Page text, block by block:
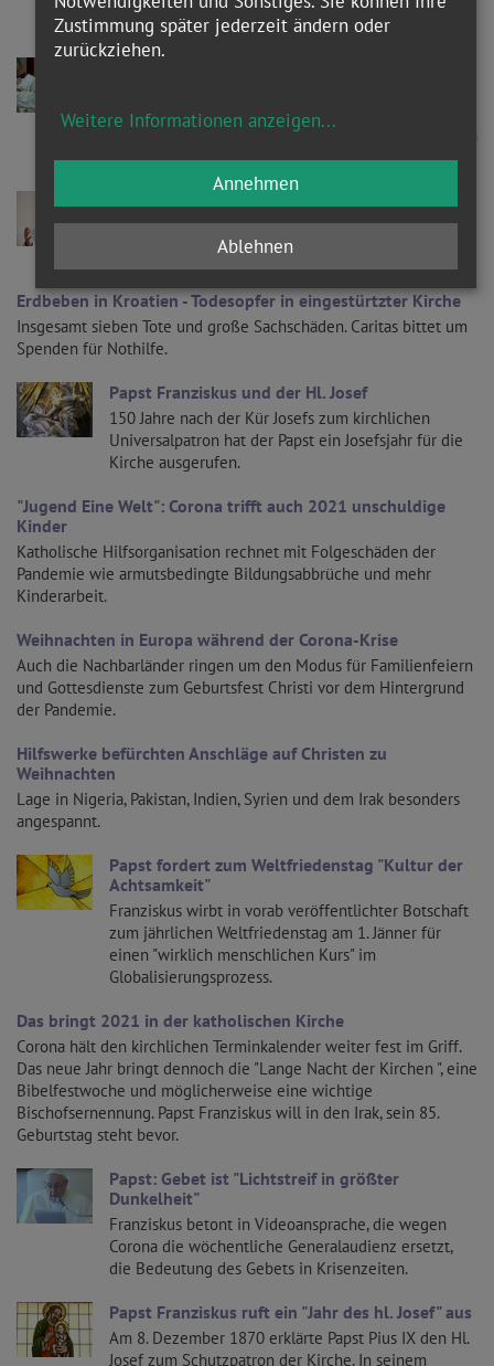
Papst Franziskus hat kurzfristig seine Gottesdienste
zum Jahreswechsel abgesagt. Grund sind laut seinem
Sprecher Matteo Bruni akute Ischiasschmerzen.
Franziskus drückt bei Videoansprache im Vatikan
Solidarität mit Betroffenen aus.
Erdbeben in Kroatien - Todesopfer in eingestürtzter Kirche
Insgesamt sieben Tote und große Sachschäden. Caritas bittet um
Spenden für Nothilfe.
Papst Franziskus und der Hl. Josef
150 Jahre nach der Kür Josefs zum kirchlichen
Universalpatron hat der Papst ein Josefsjahr für die
Kirche ausgerufen.
"Jugend Eine Welt": Corona trifft auch 2021 unschuldige
Kinder
Katholische Hilfsorganisation rechnet mit Folgeschäden der
Pandemie wie armutsbedingte Bildungsabbrüche und mehr
Kinderarbeit.
Weihnachten in Europa während der Corona-Krise
Auch die Nachbarländer ringen um den Modus für Familienfeiern
und Gottesdienste zum Geburtsfest Christi vor dem Hintergrund
der Pandemie.
Hilfswerke befürchten Anschläge auf Christen zu
Weihnachten
Lage in Nigeria, Pakistan, Indien, Syrien und dem Irak besonders
angespannt.
Papst fordert zum Weltfriedenstag "Kultur der
Achtsamkeit"
Franziskus wirbt in vorab veröffentlichter Botschaft
zum jährlichen Weltfriedenstag am 1. Jänner für
einen "wirklich menschlichen Kurs" im
Globalisierungsprozess.
Das bringt 2021 in der katholischen Kirche
Corona hält den kirchlichen Terminkalender weiter fest im Griff.
Das neue Jahr bringt dennoch die "Lange Nacht der Kirchen ", eine
Bibelfestwoche und möglicherweise eine wichtige
Bischofsernennung. Papst Franziskus will in den Irak, sein 85.
Geburtstag steht bevor.
Papst: Gebet ist "Lichtstreif in größter
Dunkelheit"
Franziskus betont in Videoansprache, die wegen
Corona die wöchentliche Generalaudienz ersetzt,
die Bedeutung des Gebets in Krisenzeiten.
Papst Franziskus ruft ein "Jahr des hl. Josef" aus
Am 8. Dezember 1870 erklärte Papst Pius IX den Hl.
Josef zum Schutzpatron der Kirche. In seinem
Zustimmung später jederzeit ändern oder
zurückziehen.
Weitere Informationen anzeigen...
Ablehnen
Annehmen